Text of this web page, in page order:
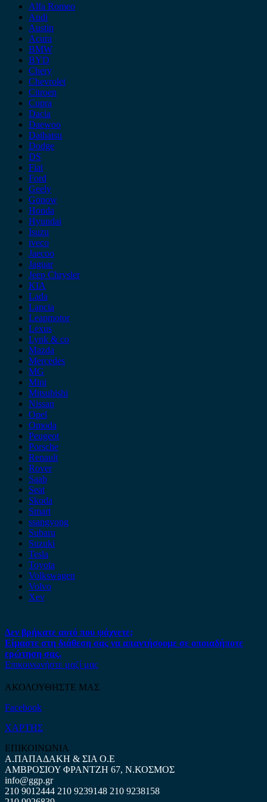
Alfa Romeo
Audi
Austin
Acura
BMW
BYD
Chery
Chevrolet
Citroen
Cupra
Dacia
Daewoo
Daihatsu
Dodge
DS
Fiat
Ford
Geely
Gonow
Honda
Hyundai
Isuzu
iveco
Jaecoo
Jaguar
Jeep Chrysler
KIA
Lada
Lancia
Leapmotor
Lexus
Lynk & co
Mazda
Mercedes
MG
Mini
Mitsubishi
Nissan
Opel
Omoda
Peugeot
Porsche
Renault
Rover
Saab
Seat
Skoda
Smart
ssangyong
Subaru
Suzuki
Tesla
Toyota
Volkswagen
Volvo
Xev
Δεν βρήκατε αυτό που ψάχνετε;
Είμαστε στη διάθεση σας να απαντήσουμε σε οποιαδήποτε
ερώτηση σας.
Επικοινωνήστε μαζί μας
ΑΚΟΛΟΥΘΗΣΤΕ ΜΑΣ
Facebook
ΧΑΡΤΗΣ
ΕΠΙΚΟΙΝΩΝΙΑ
Α.ΠΑΠΑΔΑΚΗ & ΣΙΑ Ο.Ε
ΑΜΒΡΟΣΙΟΥ ΦΡΑΝΤΖΗ 67, Ν.ΚΟΣΜΟΣ
info@ggp.gr
210 9012444 210 9239148 210 9238158